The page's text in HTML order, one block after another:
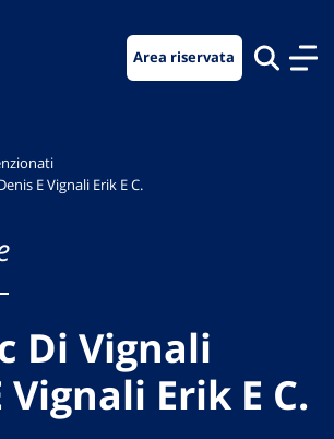
Area riservata
E Vignali Erik E C.
Di Vignali
Vignali Erik E C.